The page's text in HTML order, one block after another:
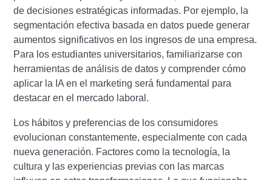
de decisiones estratégicas informadas. Por ejemplo, la
segmentación efectiva basada en datos puede generar
aumentos significativos en los ingresos de una empresa.
Para los estudiantes universitarios, familiarizarse con
herramientas de análisis de datos y comprender cómo
aplicar la IA en el marketing será fundamental para
destacar en el mercado laboral.
Los hábitos y preferencias de los consumidores
evolucionan constantemente, especialmente con cada
nueva generación. Factores como la tecnología, la
cultura y las experiencias previas con las marcas